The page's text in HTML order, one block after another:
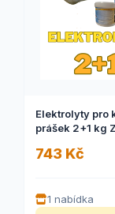
Elektrolyty pro
prášek 2+1 kg
743 Kč
1 nabídka